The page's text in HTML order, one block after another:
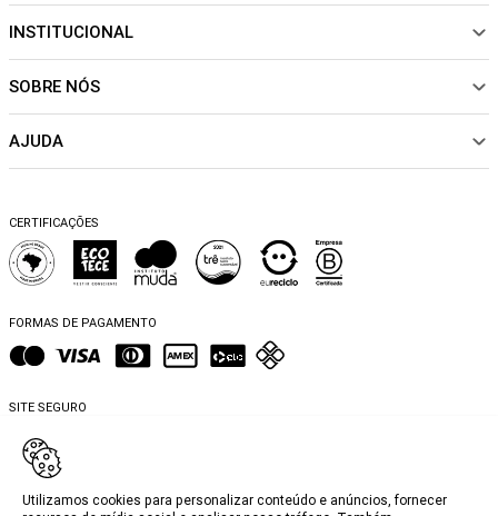
Utilizamos cookies para personalizar conteúdo e anúncios, fornecer
NOVIDADES
CALÇADOS
SALE
INSTITUCIONAL
Sobre Nós
Sustentabilidade
Trocas e Devoluções
Perguntas Frequentes
Blog
SOBRE NÓS
Política de pagamento
AJUDA
Dicas de cuidados
Falar no WhatsApp
CERTIFICAÇÕES
FORMAS DE PAGAMENTO
SITE SEGURO